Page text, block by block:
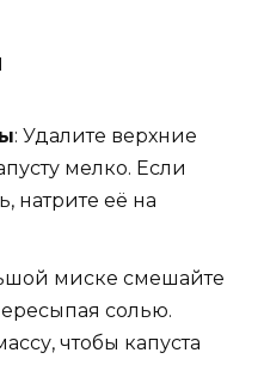
: Удалите верхние
мелко. Если
натрите её на
миске смешайте
солью.
чтобы капуста